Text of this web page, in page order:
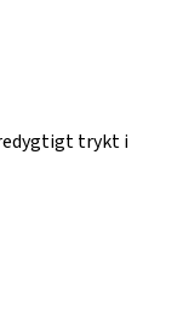
trykt i